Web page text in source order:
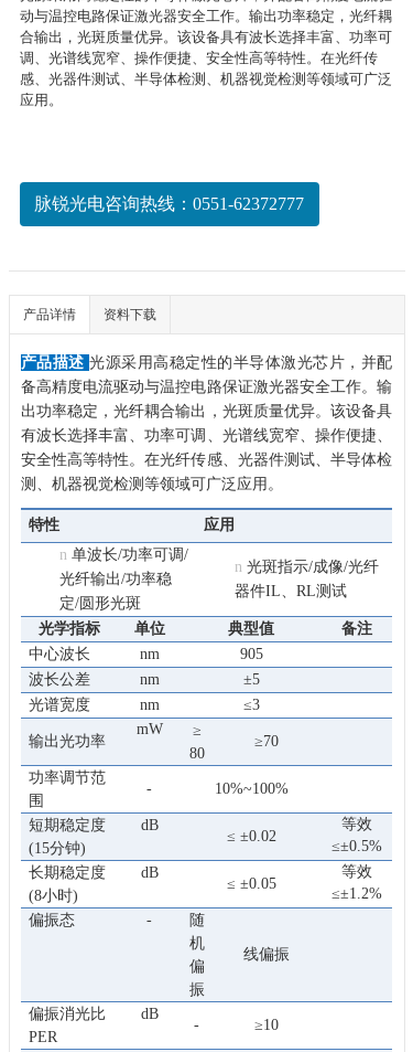
动与温控电路保证激光器安全工作。输出功率稳定，光纤耦
合输出，光斑质量优异。该设备具有波长选择丰富、功率可
调、光谱线宽窄、操作便捷、安全性高等特性。在光纤传
感、光器件测试、半导体检测、机器视觉检测等领域可广泛
应用。
脉锐光电咨询热线：0551-62372777
产品详情 资料下载
产品描述光源采用高稳定性的半导体激光芯片，并配
备高精度电流驱动与温控电路保证激光器安全工作。输
出功率稳定，光纤耦合输出，光斑质量优异。该设备具
有波长选择丰富、功率可调、光谱线宽窄、操作便捷、
安全性高等特性。在光纤传感、光器件测试、半导体检
测、机器视觉检测等领域可广泛应用。
特性
应用
n 单波长/功率可调/
光纤输出/功率稳
定/圆形光斑
n 光斑指示/成像/光纤
器件IL、RL测试
光学指标 单位 典型值
备注
中心波长
nm
905
波长公差
nm
±5
光谱宽度
nm ≤3
输出光功率
mW
≥
80
≥70
功率调节范
围
- 10%~100%
短期稳定度
(15分钟)
dB
≤ ±0.02
等效
≤±0.5%
长期稳定度
(8小时)
dB
≤ ±0.05
等效
≤±1.2%
偏振态
-
随
机
偏
振
线偏振
偏振消光比
PER
dB
- ≥10